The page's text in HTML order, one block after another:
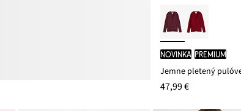
novinka PREMIUM
47,99 €